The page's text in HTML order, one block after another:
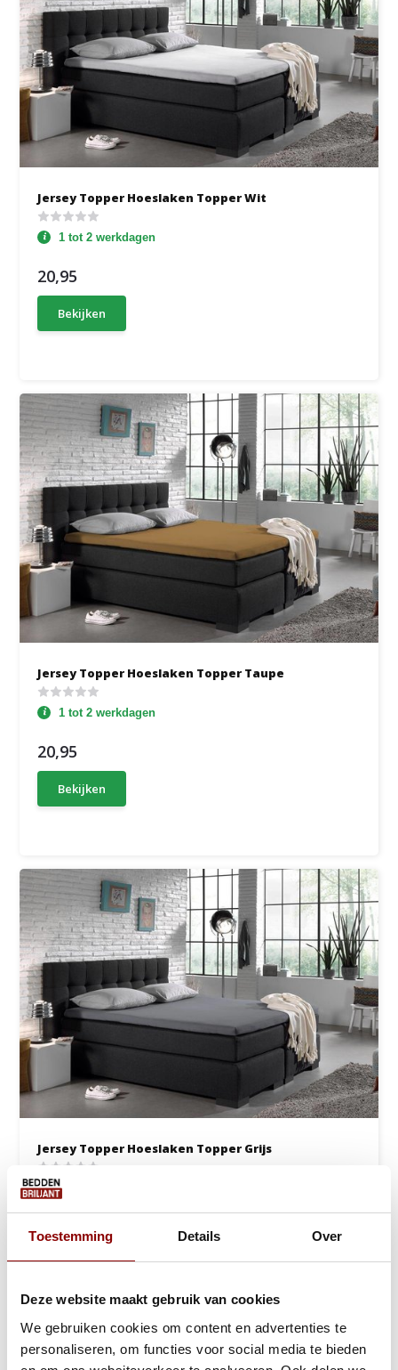
Toestemming Details Over
Deze website maakt gebruik van cookies
We gebruiken cookies om content en advertenties te
personaliseren, om functies voor social media te bieden
Jersey Topper Hoeslaken Topper Wit
1 tot 2 werkdagen
20,95
Bekijken
Jersey Topper Hoeslaken Topper Taupe
1 tot 2 werkdagen
20,95
Bekijken
Jersey Topper Hoeslaken Topper Grijs
1 tot 2 werkdagen
20,95
Bekijken